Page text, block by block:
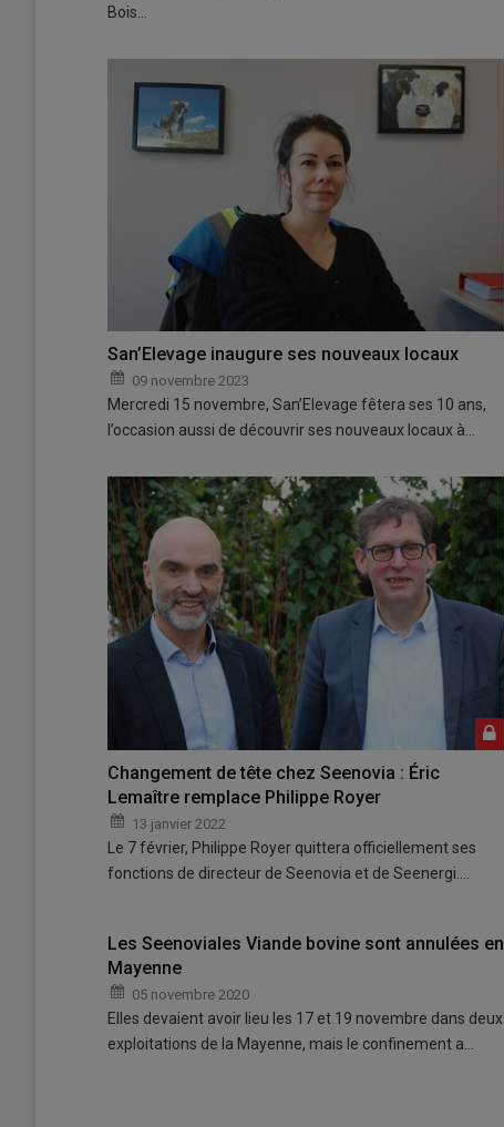
Bois…
San’Elevage inaugure ses nouveaux locaux
09 novembre 2023
Mercredi 15 novembre, San’Elevage fêtera ses 10 ans,
l’occasion aussi de découvrir ses nouveaux locaux à…
Changement de tête chez Seenovia : Éric
Lemaître remplace Philippe Royer
13 janvier 2022
Le 7 février, Philippe Royer quittera officiellement ses
fonctions de directeur de Seenovia et de Seenergi.…
Les Seenoviales Viande bovine sont annulées en
Mayenne
05 novembre 2020
Elles devaient avoir lieu les 17 et 19 novembre dans deux
exploitations de la Mayenne, mais le confinement a…